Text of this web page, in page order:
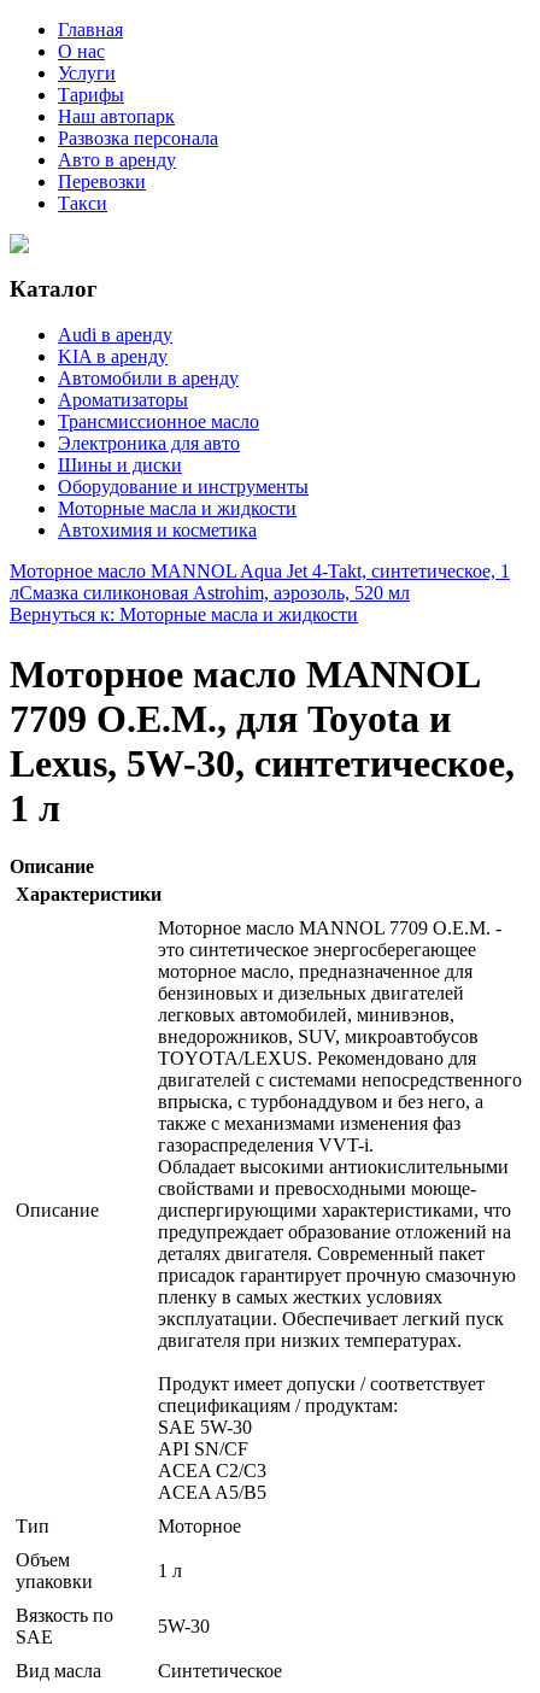
Главная
О нас
Услуги
Тарифы
Наш автопарк
Развозка персонала
Авто в аренду
Перевозки
Такси
Каталог
Audi в аренду
KIA в аренду
Автомобили в аренду
Ароматизаторы
Трансмиссионное масло
Электроника для авто
Шины и диски
Оборудование и инструменты
Моторные масла и жидкости
Автохимия и косметика
Моторное масло MANNOL Aqua Jet 4-Takt, синтетическое, 1
лСмазка силиконовая Astrohim, аэрозоль, 520 мл
Вернуться к: Моторные масла и жидкости
Моторное масло MANNOL
7709 O.E.M., для Toyota и
Lexus, 5W-30, синтетическое,
1 л
Описание
Характеристики
Описание
Моторное масло MANNOL 7709 O.E.M. -
это синтетическое энергосберегающее
моторное масло, предназначенное для
бензиновых и дизельных двигателей
легковых автомобилей, минивэнов,
внедорожников, SUV, микроавтобусов
TOYOTA/LEXUS. Рекомендовано для
двигателей с системами непосредственного
впрыска, с турбонаддувом и без него, а
также с механизмами изменения фаз
газораспределения VVT-i.
Обладает высокими антиокислительными
свойствами и превосходными моюще-
диспергирующими характеристиками, что
предупреждает образование отложений на
деталях двигателя. Современный пакет
присадок гарантирует прочную смазочную
пленку в самых жестких условиях
эксплуатации. Обеспечивает легкий пуск
двигателя при низких температурах.
Продукт имеет допуски / соответствует
спецификациям / продуктам:
SAE 5W-30
API SN/CF
ACEA C2/C3
ACEA A5/B5
Тип
Моторное
Объем
упаковки
1 л
Вязкость по
SAE
5W-30
Вид масла
Синтетическое